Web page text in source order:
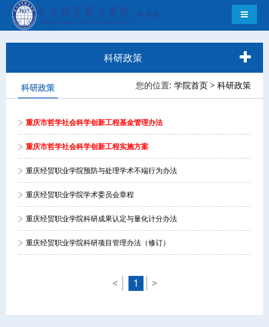
导航切
科研政策
科研政策 您的位置: 学院首页 > 科研政策
重庆市哲学社会科学创新工程基金管理办法
重庆市哲学社会科学创新工程实施方案
重庆经贸职业学院预防与处理学术不端行为办法
重庆经贸职业学院学术委员会章程
重庆经贸职业学院科研成果认定与量化计分办法
重庆经贸职业学院科研项目管理办法（修订）
< 1 >